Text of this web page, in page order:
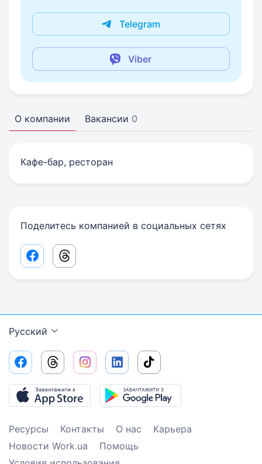
Telegram
Viber
О компании Вакансии 0
Кафе-бар, ресторан
Поделитесь компанией в социальных сетях
Facebook share link
Threads share link
Русский
Ресурсы Контакты О нас
Карьера
Новости Work.ua
Помощь